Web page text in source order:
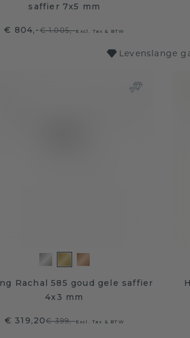
saffier 7x5 mm
€ 804,-€ 1.005,-Excl. Tax & BTW
Levenslange
Rachal 585 goud gele saffier
4x3 mm
€ 319,20€ 399,-Excl. Tax & BTW